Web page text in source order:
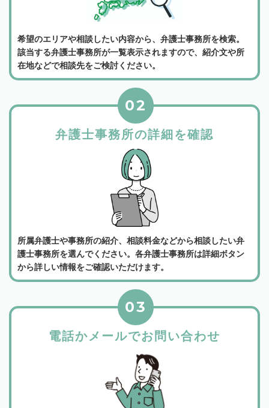
希望のエリアや相談したい内容から、弁護士事務所を検索。
該当する弁護士事務所が一覧表示されますので、紹介文や所
在地などで相談先をご検討ください。
弁護士事務所の詳細を確認
02
所属弁護士や事務所の紹介、相談料金などから相談したい弁
護士事務所を選んでください。各弁護士事務所は詳細ボタン
から詳しい情報をご確認いただけます。
電話かメールでお問い合わせ
03